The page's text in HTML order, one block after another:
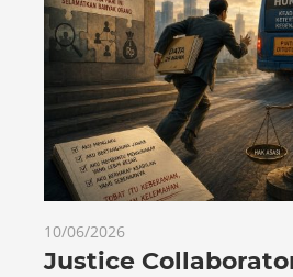
10/06/2026
Justice